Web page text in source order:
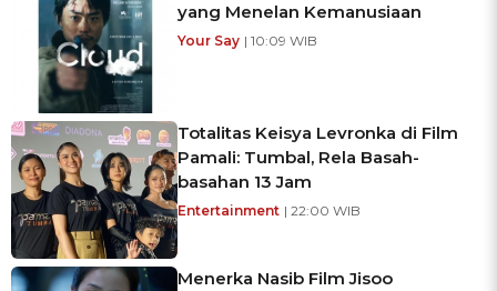
yang Menelan Kemanusiaan
Your Say | 10:09 WIB
Totalitas Keisya Levronka di Film
Pamali: Tumbal, Rela Basah-
basahan 13 Jam
Entertainment | 22:00 WIB
Menerka Nasib Film Jisoo